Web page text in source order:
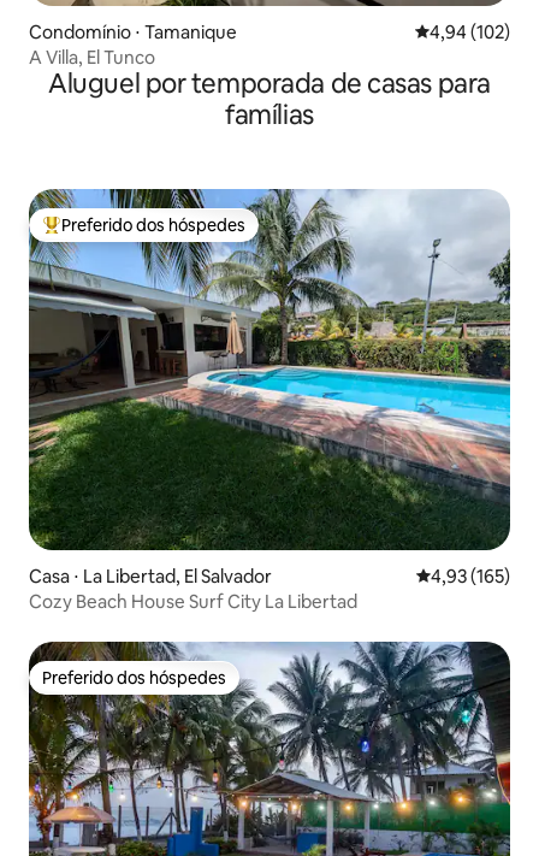
Condomínio ⋅ Tamanique 4,94 de uma
4,94 (102)
A Villa, El Tunco
Aluguel por temporada de casas para
famílias
Entre os melhores preferidos dos hóspedes
Preferido dos hóspedes
Casa ⋅ La Libertad, El Salvador 4,93 de uma
4,93 (165)
Cozy Beach House Surf City La Libertad
Preferido dos hóspedes
Preferido dos hóspedes